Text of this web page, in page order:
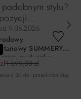
stylu?
9.08.2026
SUMMERY
poduszką
Zenjoy
1 599,00 zł
z 30 dni przed obniżką: